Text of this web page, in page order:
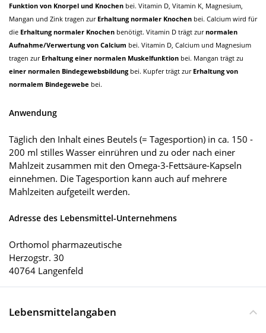
Funktion von Knorpel und Knochen bei. Vitamin D, Vitamin K, Magnesium,
Mangan und Zink tragen zurErhaltung normaler Knochen bei. Calcium wird für
die Erhaltung normaler Knochen benötigt. Vitamin D trägt zurnormalen
Aufnahme/Verwertung von Calcium bei. Vitamin D, Calcium und Magnesium
tragen zur Erhaltung einer normalen Muskelfunktion bei. Mangan trägt zu
einer normalen Bindegewebsbildung bei. Kupfer trägt zur Erhaltung von
normalem Bindegewebe bei.
Anwendung
Täglich den Inhalt eines Beutels (= Tagesportion) in ca. 150 -
200 ml stilles Wasser einrühren und zu oder nach einer
Mahlzeit zusammen mit den Omega-3-Fettsäure-Kapseln
einnehmen. Die Tagesportion kann auch auf mehrere
Mahlzeiten aufgeteilt werden.
Adresse des Lebensmittel-Unternehmens
Orthomol pharmazeutische
Herzogstr. 30
40764 Langenfeld
Lebensmittelangaben